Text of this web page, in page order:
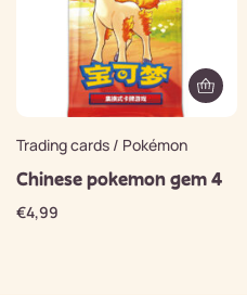
Trading cards / Pokémon
Chinese pokemon gem 4
€4,99